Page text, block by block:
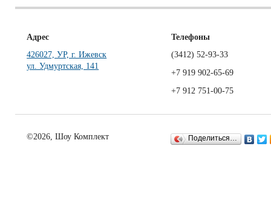
Адрес
426027, УР, г. Ижевск
ул. Удмуртская, 141
Телефоны
(3412) 52-93-33
+7 919 902-65-69
+7 912 751-00-75
©2026, Шоу Комплект Поделиться…